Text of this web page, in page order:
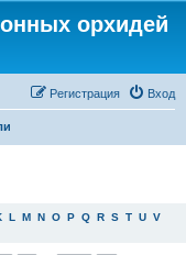
орхидей
Вход
Регистрация
L M N O P Q R S T U V